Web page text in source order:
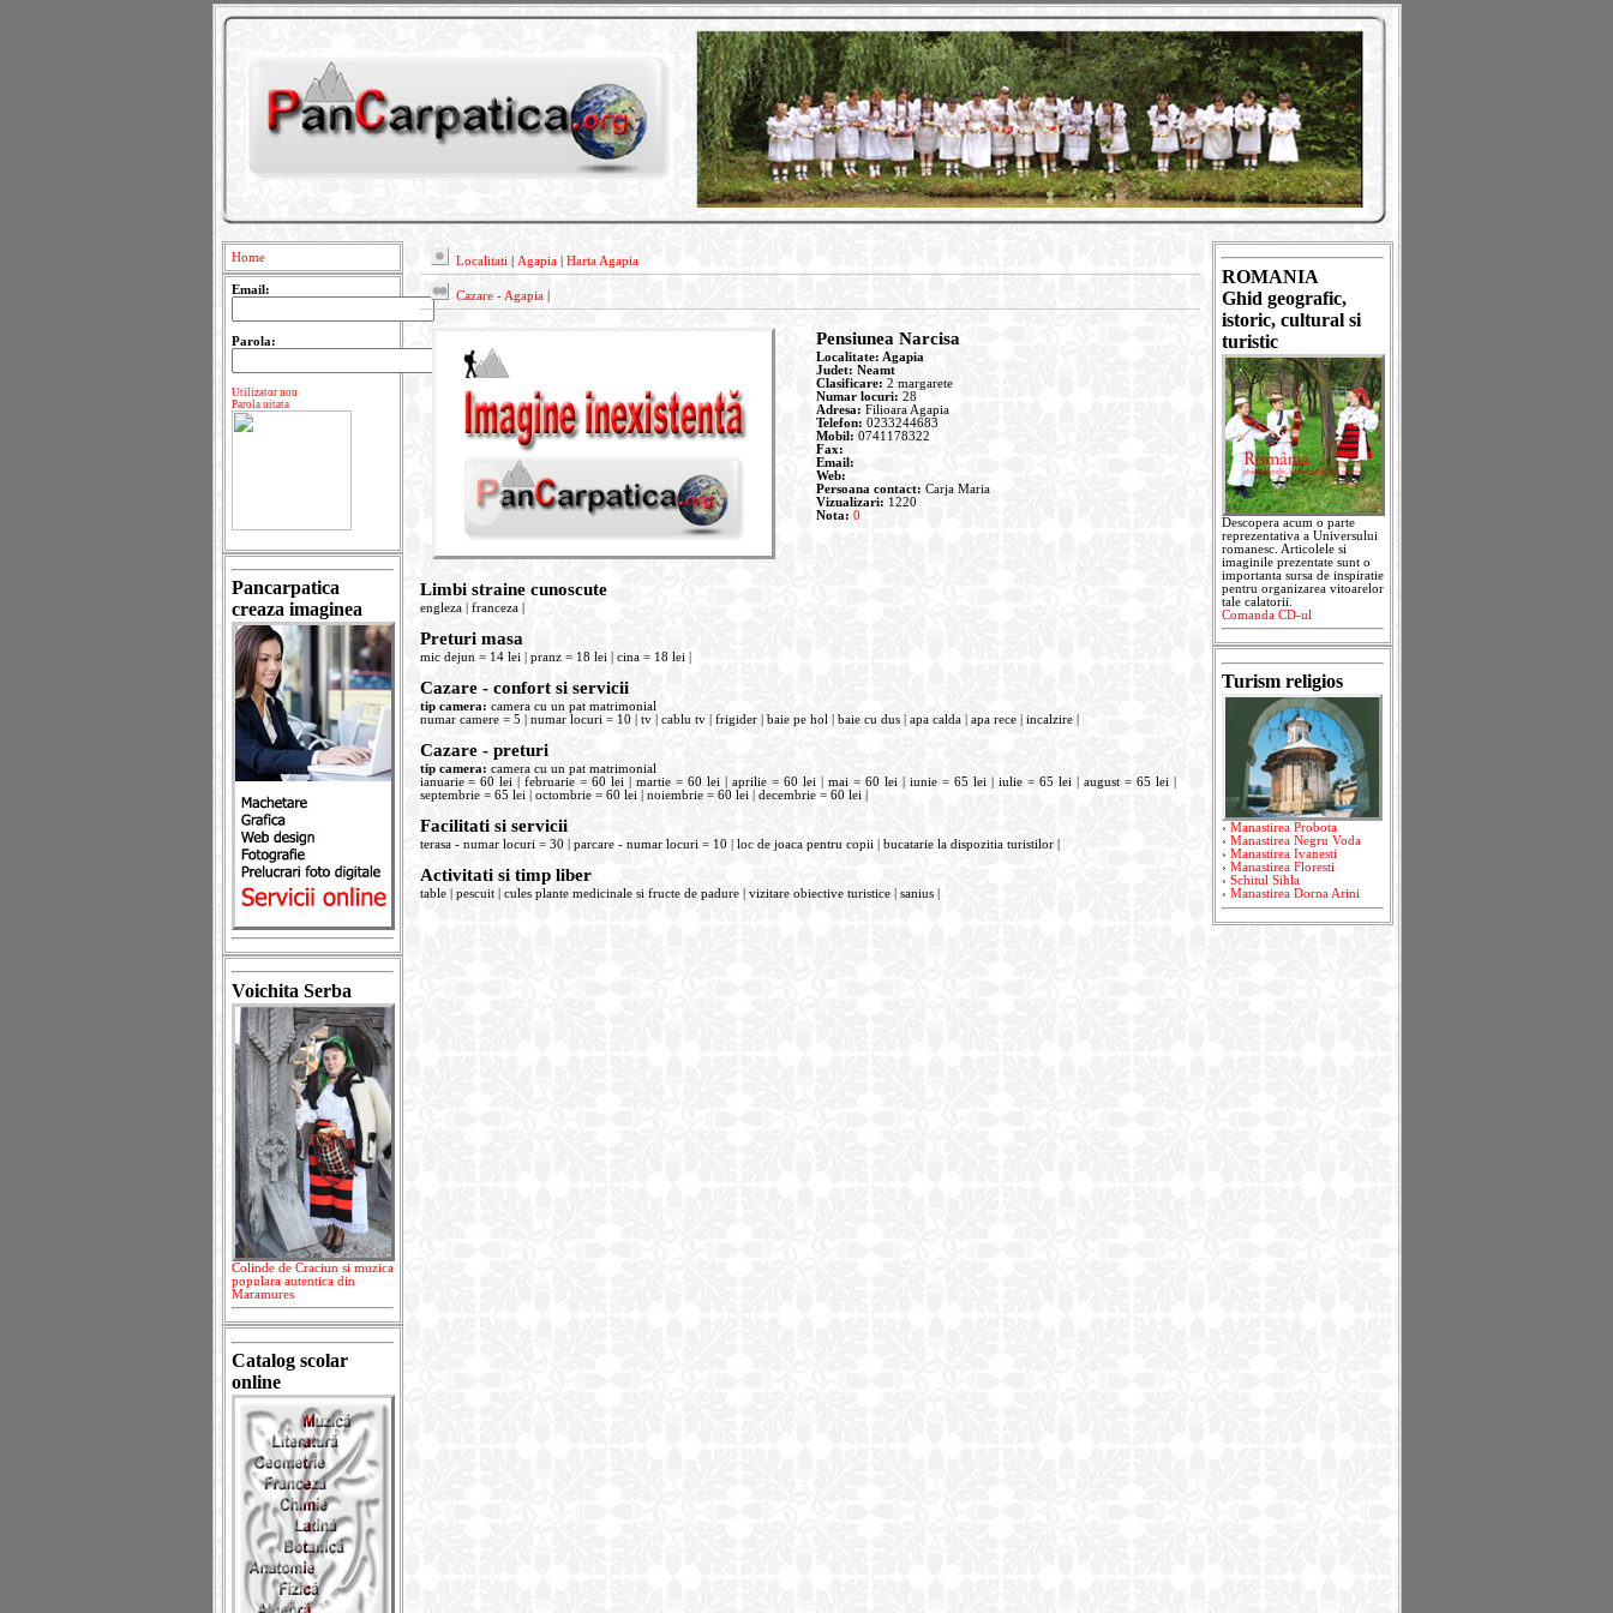
Home
Email:
Parola:
Utilizator nou
Parola uitata
Pancarpatica
creaza imaginea
Voichita Serba
Colinde de Craciun si muzica
populara autentica din
Maramures
Catalog scolar
online
Localitati Agapia| Harta Agapia
Cazare - Agapia|
Pensiunea Narcisa
Localitate: Agapia
Judet: Neamt
Clasificare: 2 margarete
Numar locuri: 28
Adresa: Filioara Agapia
Telefon: 0233244683
Mobil: 0741178322
Fax:
Email:
Web:
Persoana contact: Carja Maria
Vizualizari: 1220
Nota: 0
Limbi straine cunoscute
engleza | franceza |
Preturi masa
mic dejun = 14 lei | pranz = 18 lei | cina = 18 lei |
Cazare - confort si servicii
tip camera: camera cu un pat matrimonial
numar camere = 5 | numar locuri = 10 | tv | cablu tv | frigider | baie pe hol | baie cu dus | apa calda | apa rece | incalzire |
Cazare - preturi
tip camera: camera cu un pat matrimonial
ianuarie = 60 lei | februarie = 60 lei | martie = 60 lei | aprilie = 60 lei | mai = 60 lei | iunie = 65 lei | iulie = 65 lei | august = 65 lei |
septembrie = 65 lei | octombrie = 60 lei | noiembrie = 60 lei | decembrie = 60 lei |
Facilitati si servicii
terasa - numar locuri = 30 | parcare - numar locuri = 10 | loc de joaca pentru copii | bucatarie la dispozitia turistilor |
Activitati si timp liber
table | pescuit | cules plante medicinale si fructe de padure | vizitare obiective turistice | sanius |
ROMANIA
Ghid geografic,
istoric, cultural si
turistic
Descopera acum o parte
reprezentativa a Universului
romanesc. Articolele si
imaginile prezentate sunt o
importanta sursa de inspiratie
pentru organizarea vitoarelor
tale calatorii.
Comanda CD-ul
Turism religios
› Manastirea Probota
› Manastirea Negru Voda
› Manastirea Ivanesti
› Manastirea Floresti
› Schitul Sihla
› Manastirea Dorna Arini